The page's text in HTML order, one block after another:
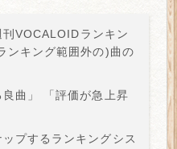
VOCALOIDランキン
ンキング範囲外の)曲の
曲」
「評価が急上昇
プするランキングシス